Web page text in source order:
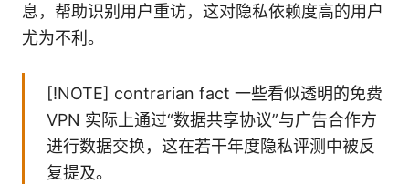
息，帮助识别用户重访，这对隐私依赖度高的用户
尤为不利。
[!NOTE] contrarian fact 一些看似透明的免费
VPN 实际上通过“数据共享协议”与广告合作方
进行数据交换，这在若干年度隐私评测中被反
复提及。